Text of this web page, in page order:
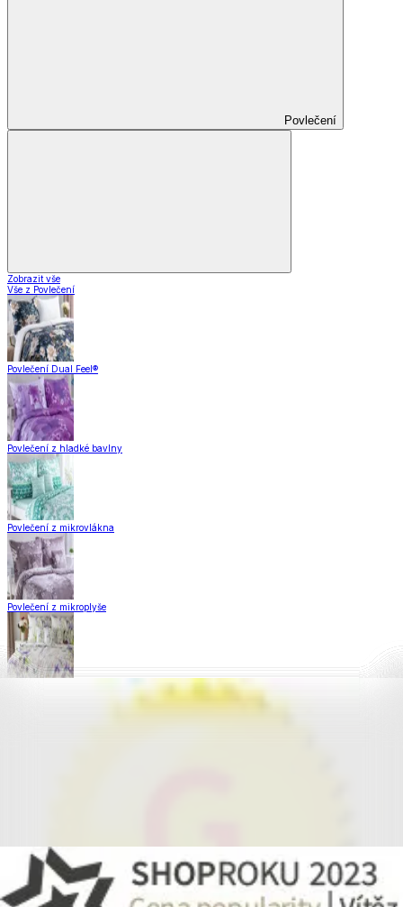
Povlečení
Zobrazit vše
Vše z Povlečení
Povlečení Dual Feel®
Povlečení z hladké bavlny
Povlečení z mikrovlákna
Povlečení z mikroplyše
Krepové povlečení